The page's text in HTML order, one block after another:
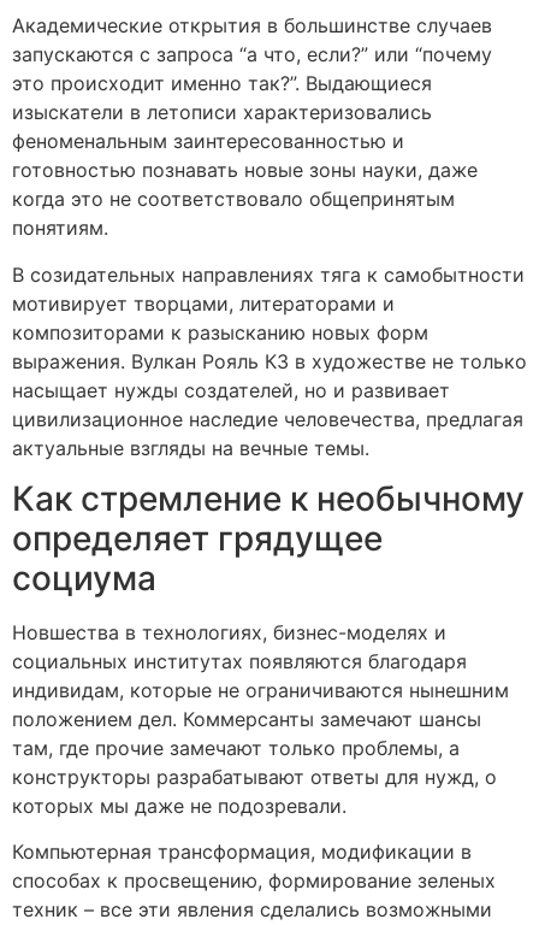
Академические открытия в большинстве случаев
запускаются с запроса “а что, если?” или “почему
это происходит именно так?”. Выдающиеся
изыскатели в летописи характеризовались
феноменальным заинтересованностью и
готовностью познавать новые зоны науки, даже
когда это не соответствовало общепринятым
понятиям.
В созидательных направлениях тяга к самобытности
мотивирует творцами, литераторами и
композиторами к разысканию новых форм
выражения. Вулкан Рояль КЗ в художестве не только
насыщает нужды создателей, но и развивает
цивилизационное наследие человечества, предлагая
актуальные взгляды на вечные темы.
Как стремление к необычному
определяет грядущее
социума
Новшества в технологиях, бизнес-моделях и
социальных институтах появляются благодаря
индивидам, которые не ограничиваются нынешним
положением дел. Коммерсанты замечают шансы
там, где прочие замечают только проблемы, а
конструкторы разрабатывают ответы для нужд, о
которых мы даже не подозревали.
Компьютерная трансформация, модификации в
способах к просвещению, формирование зеленых
техник – все эти явления сделались возможными